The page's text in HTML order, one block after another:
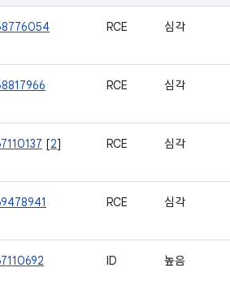
RCE 심각
RCE 심각
[2] RCE 심각
RCE 심각
ID 높음